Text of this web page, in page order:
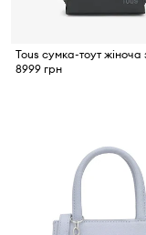
8999 грн